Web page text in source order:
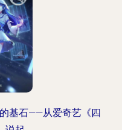
基石——从爱奇艺《四